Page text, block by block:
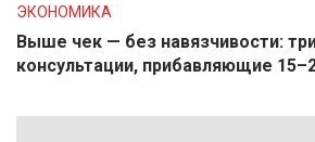
ЭКОНОМИКА
Выше чек — без навязчивости:
консультации, прибавляющие